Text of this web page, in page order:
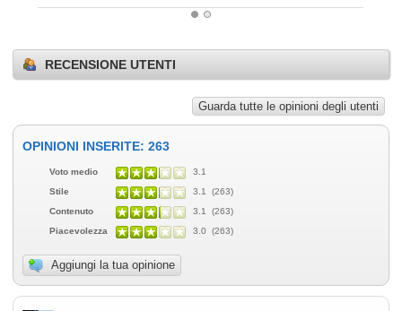
RECENSIONE UTENTI
Guarda tutte le opinioni degli utenti
OPINIONI INSERITE: 263
Voto medio
3.1
Stile
3.1 (263)
Contenuto
3.1 (263)
Piacevolezza
3.0 (263)
Aggiungi la tua opinione